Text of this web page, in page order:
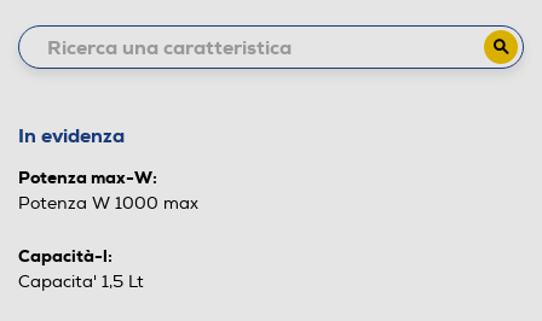
In evidenza
Potenza max-W:
Potenza W 1000 max
Capacità-l:
Capacita' 1,5 Lt